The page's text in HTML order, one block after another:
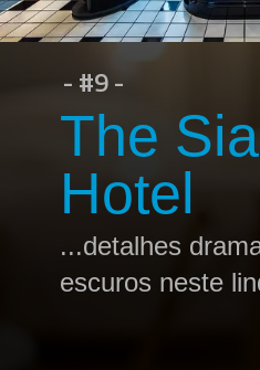
- #9 -
The
Hotel
...detalhes
escuros neste